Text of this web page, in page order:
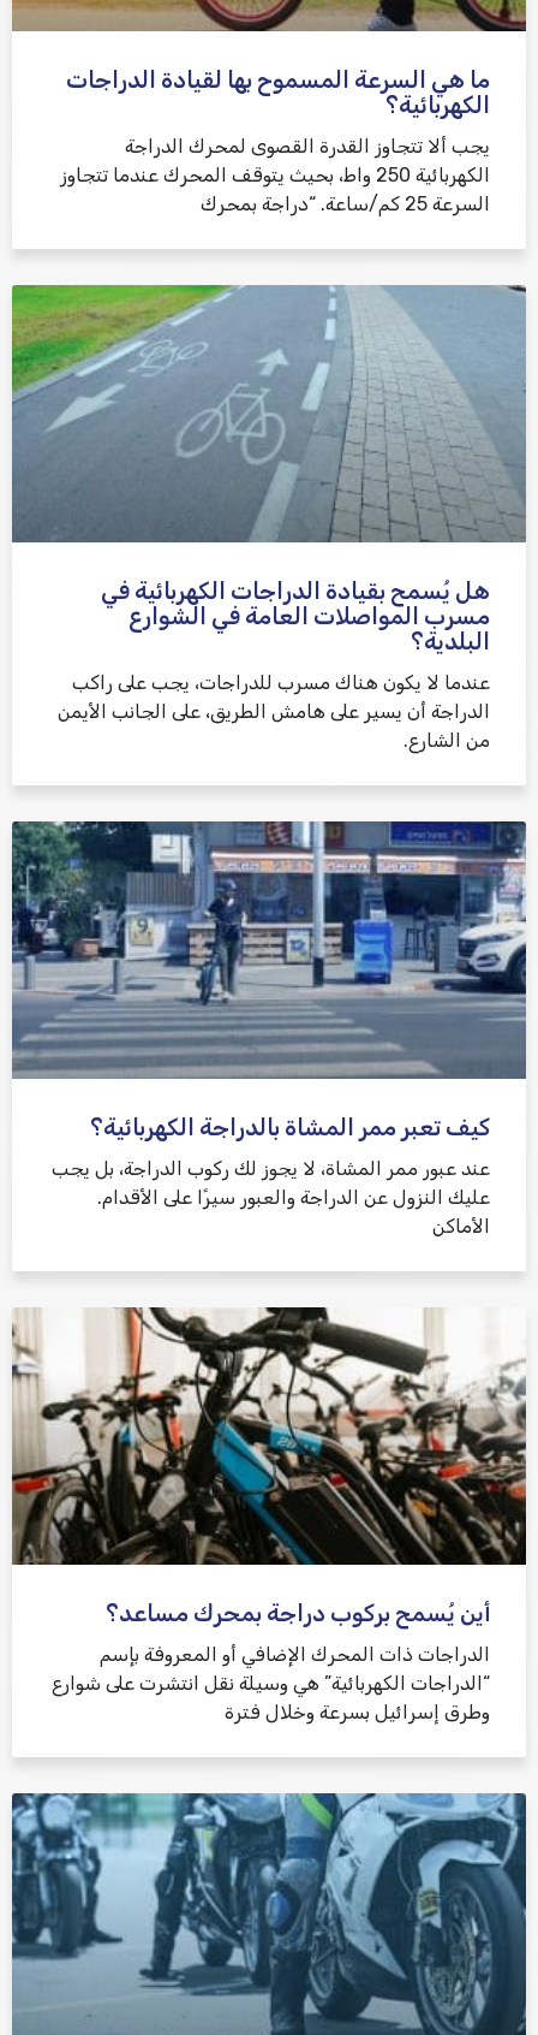
ما هي السرعة المسموح بها لقيادة الدراجات
الكهربائية؟
يجب ألا تتجاوز القدرة القصوى لمحرك الدراجة
الكهربائية 250 واط، بحيث يتوقف المحرك عندما تتجاوز
السرعة 25 كم/ساعة. “دراجة بمحرك
هل يُسمح بقيادة الدراجات الكهربائية في
مسرب المواصلات العامة في الشوارع
البلدية؟
عندما لا يكون هناك مسرب للدراجات، يجب على راكب
الدراجة أن يسير على هامش الطريق، على الجانب الأيمن
من الشارع.
كيف تعبر ممر المشاة بالدراجة الكهربائية؟
عند عبور ممر المشاة، لا يجوز لك ركوب الدراجة، بل يجب
عليك النزول عن الدراجة والعبور سيرًا على الأقدام.
الأماكن
أين يُسمح بركوب دراجة بمحرك مساعد؟
الدراجات ذات المحرك الإضافي أو المعروفة بإسم
“الدراجات الكهربائية” هي وسيلة نقل انتشرت على شوارع
وطرق إسرائيل بسرعة وخلال فترة